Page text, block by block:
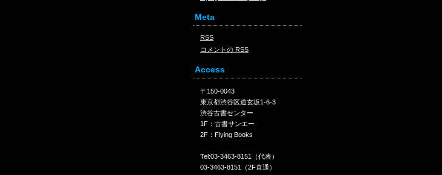
Meta
RSS
コメントの RSS
Access
〒150-0043
東京都渋谷区道玄坂1-6-3
渋谷古書センター
1F：古書サンエー
2F：Flying Books
Tel:03-3463-8151（代表）
03-3463-8151（2F直通）